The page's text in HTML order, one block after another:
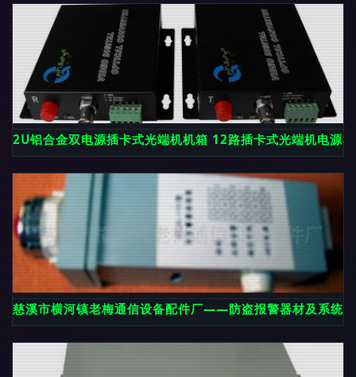
2U铝合金双电源插卡式光端机机箱 12路插卡式光端机电源
慈溪市横河镇老梅通信设备配件厂——防盗报警器材及系统